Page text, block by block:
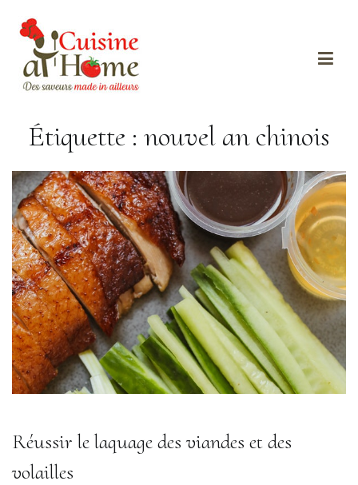
Étiquette : nouvel an chinois
Réussir le laquage des viandes et des
volailles